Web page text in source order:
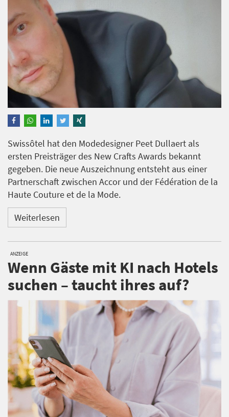
Swissôtel hat den Modedesigner Peet Dullaert als
ersten Preisträger des New Crafts Awards bekannt
gegeben. Die neue Auszeichnung entsteht aus einer
Partnerschaft zwischen Accor und der Fédération de la
Haute Couture et de la Mode.
Weiterlesen
ANZEIGE
Wenn Gäste mit KI nach Hotels
suchen – taucht ihres auf?